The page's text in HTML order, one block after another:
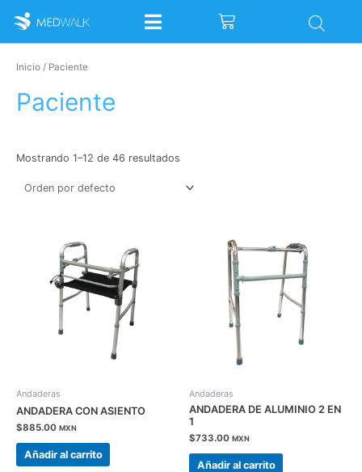
Cart
Inicio / Paciente
Paciente
Mostrando 1–12 de 46 resultados
Andaderas
ANDADERA CON ASIENTO
$885.00 MXN
Añadir al carrito
Andaderas
ANDADERA DE ALUMINIO 2 EN
1
$733.00 MXN
Añadir al carrito